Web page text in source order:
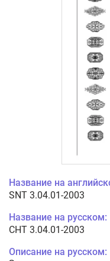
Название на
SNT 3.04.01-2003
Название на русском:
СНТ 3.04.01-2003
Описание на русском: